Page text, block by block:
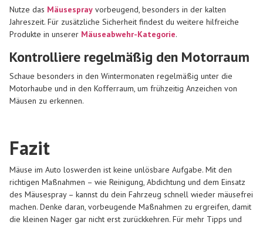
Nutze das Mäusespray vorbeugend, besonders in der kalten
Jahreszeit. Für zusätzliche Sicherheit findest du weitere hilfreiche
Produkte in unserer Mäuseabwehr-Kategorie.
Kontrolliere regelmäßig den Motorraum
Schaue besonders in den Wintermonaten regelmäßig unter die
Motorhaube und in den Kofferraum, um frühzeitig Anzeichen von
Mäusen zu erkennen.
Fazit
Mäuse im Auto loswerden ist keine unlösbare Aufgabe. Mit den
richtigen Maßnahmen – wie Reinigung, Abdichtung und dem Einsatz
des Mäusespray – kannst du dein Fahrzeug schnell wieder mäusefrei
machen. Denke daran, vorbeugende Maßnahmen zu ergreifen, damit
die kleinen Nager gar nicht erst zurückkehren. Für mehr Tipps und